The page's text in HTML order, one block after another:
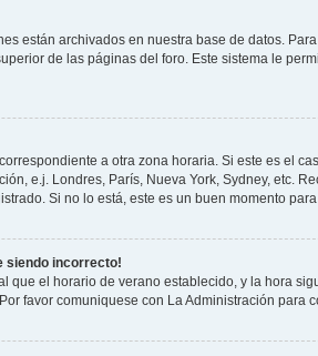
están archivados en nuestra base de datos.
de las páginas del foro. Este sistema le
a otra zona horaria. Si este es el
e.j. Londres, París, Nueva York, Sydney, etc.
Si no lo está, este es un buen momento
siendo incorrecto!
que el horario de verano establecido, y la hora
favor comuniquese con La Administración para